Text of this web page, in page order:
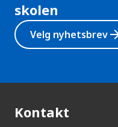
skolen
Velg nyhetsbrev
Kontakt